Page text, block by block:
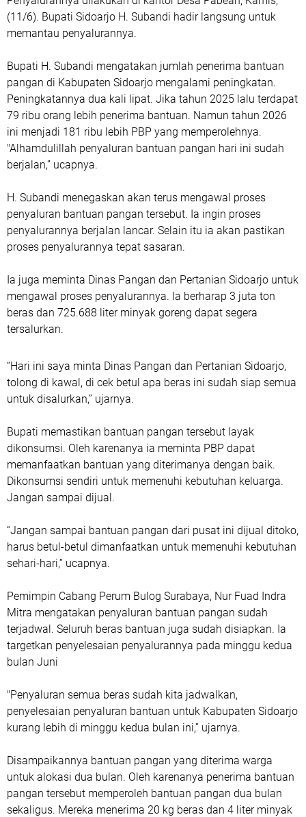
(11/6). Bupati Sidoarjo H. Subandi hadir langsung untuk
memantau penyalurannya.
Bupati H. Subandi mengatakan jumlah penerima bantuan
pangan di Kabupaten Sidoarjo mengalami peningkatan.
Peningkatannya dua kali lipat. Jika tahun 2025 lalu terdapat
79 ribu orang lebih penerima bantuan. Namun tahun 2026
ini menjadi 181 ribu lebih PBP yang memperolehnya.
"Alhamdulillah penyaluran bantuan pangan hari ini sudah
berjalan,” ucapnya.
H. Subandi menegaskan akan terus mengawal proses
penyaluran bantuan pangan tersebut. Ia ingin proses
penyalurannya berjalan lancar. Selain itu ia akan pastikan
proses penyalurannya tepat sasaran.
Ia juga meminta Dinas Pangan dan Pertanian Sidoarjo untuk
mengawal proses penyalurannya. Ia berharap 3 juta ton
beras dan 725.688 liter minyak goreng dapat segera
tersalurkan.
“Hari ini saya minta Dinas Pangan dan Pertanian Sidoarjo,
tolong di kawal, di cek betul apa beras ini sudah siap semua
untuk disalurkan,” ujarnya.
Bupati memastikan bantuan pangan tersebut layak
dikonsumsi. Oleh karenanya ia meminta PBP dapat
memanfaatkan bantuan yang diterimanya dengan baik.
Dikonsumsi sendiri untuk memenuhi kebutuhan keluarga.
Jangan sampai dijual.
“Jangan sampai bantuan pangan dari pusat ini dijual ditoko,
harus betul-betul dimanfaatkan untuk memenuhi kebutuhan
sehari-hari,” ucapnya.
Pemimpin Cabang Perum Bulog Surabaya, Nur Fuad Indra
Mitra mengatakan penyaluran bantuan pangan sudah
terjadwal. Seluruh beras bantuan juga sudah disiapkan. Ia
targetkan penyelesaian penyalurannya pada minggu kedua
bulan Juni
"Penyaluran semua beras sudah kita jadwalkan,
penyelesaian penyaluran bantuan untuk Kabupaten Sidoarjo
kurang lebih di minggu kedua bulan ini,” ujarnya.
Disampaikannya bantuan pangan yang diterima warga
untuk alokasi dua bulan. Oleh karenanya penerima bantuan
pangan tersebut memperoleh bantuan pangan dua bulan
sekaligus. Mereka menerima 20 kg beras dan 4 liter minyak